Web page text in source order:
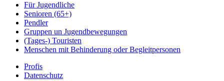
Für Jugendliche
Senioren (65+)
Pendler
Gruppen un Jugendbewegungen
(Tages-) Touristen
Menschen mit Behinderung oder Begleitpersonen
Profis
Datenschutz